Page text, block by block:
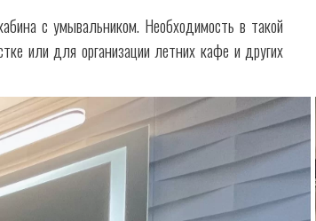
с умывальником. Необходимость в такой
или для организации летних кафе и других